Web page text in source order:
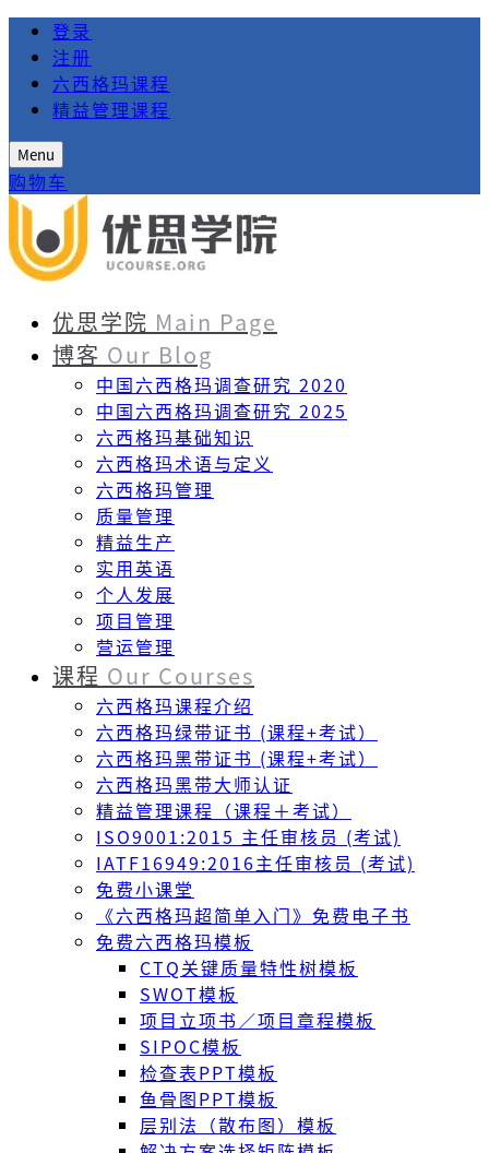
登录
注册
六西格玛课程
精益管理课程
Menu
购物车
优思学院 Main Page
博客 Our Blog
中国六西格玛调查研究 2020
中国六西格玛调查研究 2025
六西格玛基础知识
六西格玛术语与定义
六西格玛管理
质量管理
精益生产
实用英语
个人发展
项目管理
营运管理
课程 Our Courses
六西格玛课程介绍
六西格玛绿带证书 (课程+考试）
六西格玛黑带证书 (课程+考试）
六西格玛黑带大师认证
精益管理课程（课程＋考试）
ISO9001:2015 主任审核员 (考试)
IATF16949:2016主任审核员 (考试)
免费小课堂
《六西格玛超简单入门》免费电子书
免费六西格玛模板
CTQ关键质量特性树模板
SWOT模板
项目立项书／项目章程模板
SIPOC模板
检查表PPT模板
鱼骨图PPT模板
层别法（散布图）模板